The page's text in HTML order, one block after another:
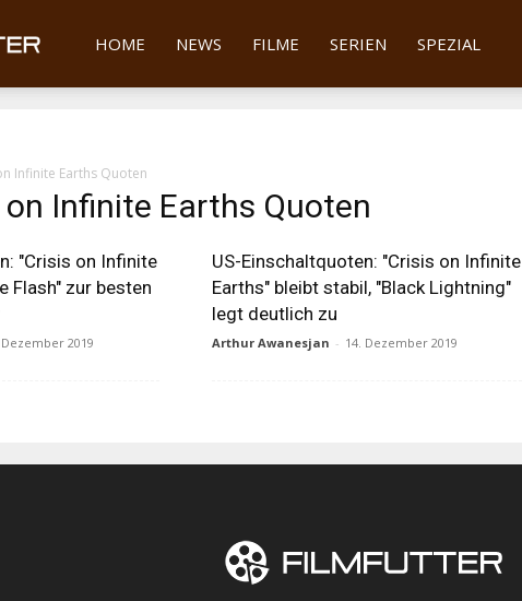
Filmfutter
HOME NEWS FILME SERIEN SPEZIAL
Infinite Earths Quoten
on Infinite Earths Quoten
"Crisis on Infinite
Flash" zur besten
Dezember 2019
US-Einschaltquoten: "Crisis on Infinite
Earths" bleibt stabil, "Black Lightning"
legt deutlich zu
Arthur Awanesjan - 14. Dezember 2019